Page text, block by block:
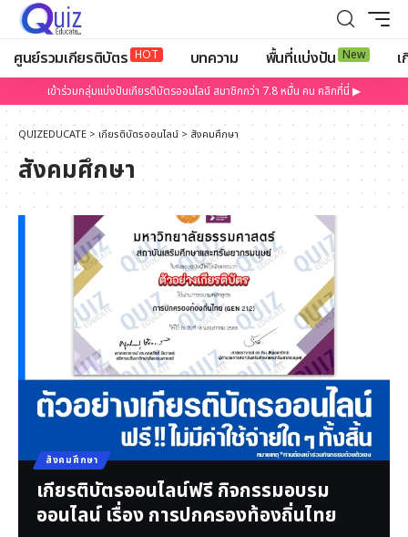
ศูนย์รวมเกียรติบัตร HOT บทความ พื้นที่แบ่งปัน New
เข้าร่วมกลุ่มแบ่งปันเกียรติบัตรออนไลน์ สมาชิกกว่า 7.8 หมื่น คน คลิกที่นี่ ▶
QUIZEDUCATE> เกียรติบัตรออนไลน์ > สังคมศึกษา
สังคมศึกษา
สังคมศึกษา
เกียรติบัตรออนไลน์ฟรี กิจกรรมอบรม
ออนไลน์ เรื่อง การปกครองท้องถิ่นไทย